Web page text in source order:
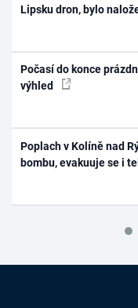
Lipsku dron, bylo
Počasí do konce
výhled
Poplach v Kolíně nad
bombu, evakuuje se i